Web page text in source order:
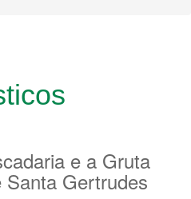
e a Gruta
Santa Gertrudes